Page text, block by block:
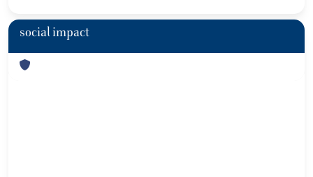
social impact